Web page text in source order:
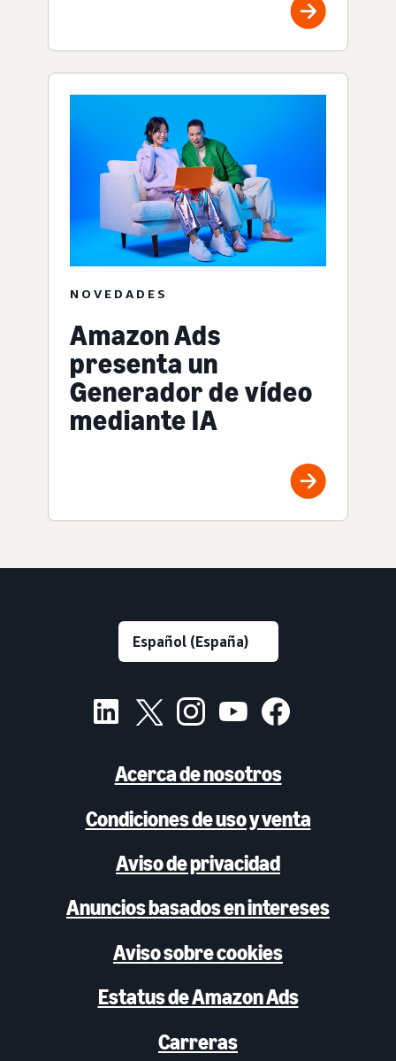
NOVEDADES
Amazon Ads
presenta un
Generador de vídeo
mediante IA
Acerca de nosotros
Condiciones de uso y venta
Aviso de privacidad
Anuncios basados en intereses
Aviso sobre cookies
Estatus de Amazon Ads
Carreras